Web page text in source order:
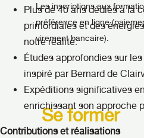
Les inscriptions aux
préférence en ligne
virement bancaire).
Se former
Plus de 40 ans dédiés à la
primordiales et des
notre réalité.
Études approfondies sur
inspiré par Bernard de
Expéditions significatives
enrichissant son approche
Contributions et réalisations